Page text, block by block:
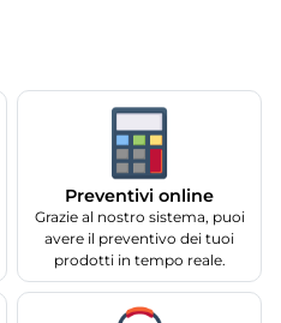
Preventivi online
Grazie al nostro sistema, puoi
avere il preventivo dei tuoi
prodotti in tempo reale.